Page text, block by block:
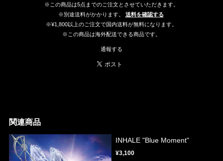
※この商品は5点までのご注文とさせていただきます。
※別途送料がかかります。
送料を確認する
※¥1,800以上のご注文で国内送料が無料になります。
※この商品は海外配送できる商品です。
通報する
関連商品
INHALE "Blue Moment"
¥3,100